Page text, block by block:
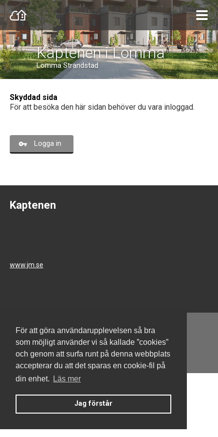
För att göra användarupplevelsen så bra
som möjligt använder vi så kallade ”cookies”
och genom att surfa runt på denna webbplats
accepterar du att det sparas en cookie-fil på
din enhet.
Läs mer
Jag förstår
Kaptenen i Lomma
Lomma Strandstad
Skyddad sida
För att besöka den här sidan behöver du vara inloggad.
Logga in
Kaptenen
www.jm.se
Denna hemsida är byggd med Smart Brf ®